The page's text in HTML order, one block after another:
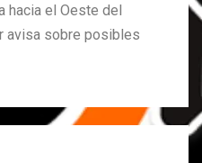
hacia el Oeste del
avisa sobre posibles